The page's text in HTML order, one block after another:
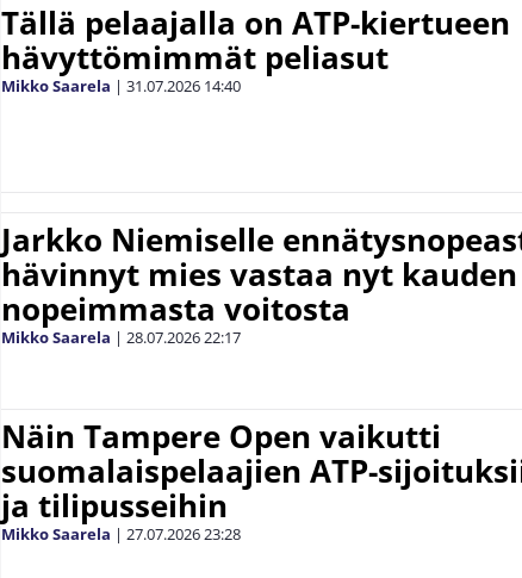
Tällä pelaajalla on ATP-kiertueen
hävyttömimmät peliasut
Mikko Saarela | 31.07.2026 14:40
Jarkko Niemiselle
hävinnyt mies vastaa nyt kauden
nopeimmasta voitosta
Mikko Saarela | 28.07.202622:17
Näin Tampere Open vaikutti
suomalaispelaajien ATP-
ja tilipusseihin
Mikko Saarela | 27.07.202623:28